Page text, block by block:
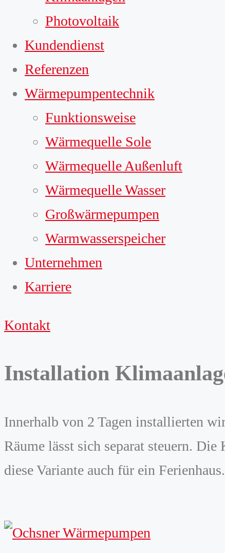
Photovoltaik
Kundendienst
Referenzen
Wärmepumpentechnik
Funktionsweise
Wärmequelle Sole
Wärmequelle Außenluft
Wärmequelle Wasser
Großwärmepumpen
Warmwasserspeicher
Unternehmen
Karriere
Kontakt
Installation
Innerhalb von 2 Tagen installierten
Räume lässt sich separat steuern.
diese Variante auch für ein Ferienhaus.